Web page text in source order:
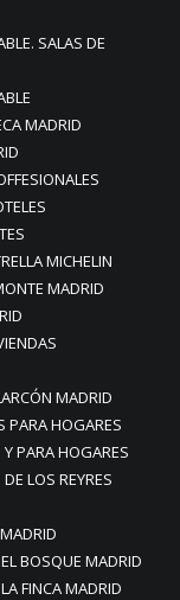
SALAS DE
MADRID
MICHELIN
MADRID
MADRID
PARA HOGARES
PARA HOGARES
LOS REYRES
BOSQUE MADRID
FINCA MADRID